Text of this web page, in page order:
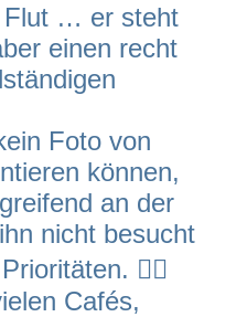
Flut … er steht
einen recht
Foto von
können,
an der
nicht besucht
🤷‍♂️
Cafés,